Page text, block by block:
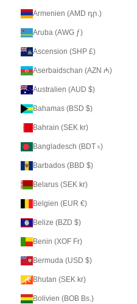
Armenien (AMD դր.)
Aruba (AWG ƒ)
Ascension (SHP £)
Aserbaidschan (AZN ₼)
Australien (AUD $)
Bahamas (BSD $)
Bahrain (SEK kr)
Bangladesch (BDT ৳)
Barbados (BBD $)
Belarus (SEK kr)
Belgien (EUR €)
Belize (BZD $)
Benin (XOF Fr)
Bermuda (USD $)
Bhutan (SEK kr)
Bolivien (BOB Bs.)